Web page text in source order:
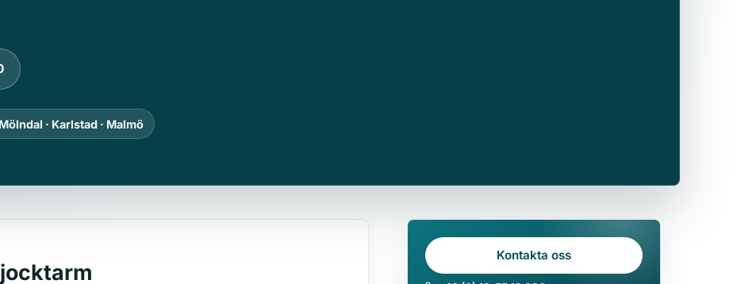
Mölndal · Karlstad · Malmö
Kontakta oss